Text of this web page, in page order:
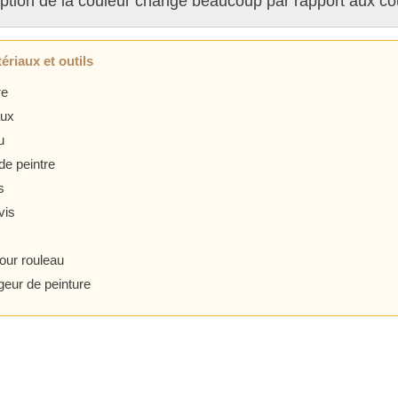
et outils
peintre
rouleau
de peinture